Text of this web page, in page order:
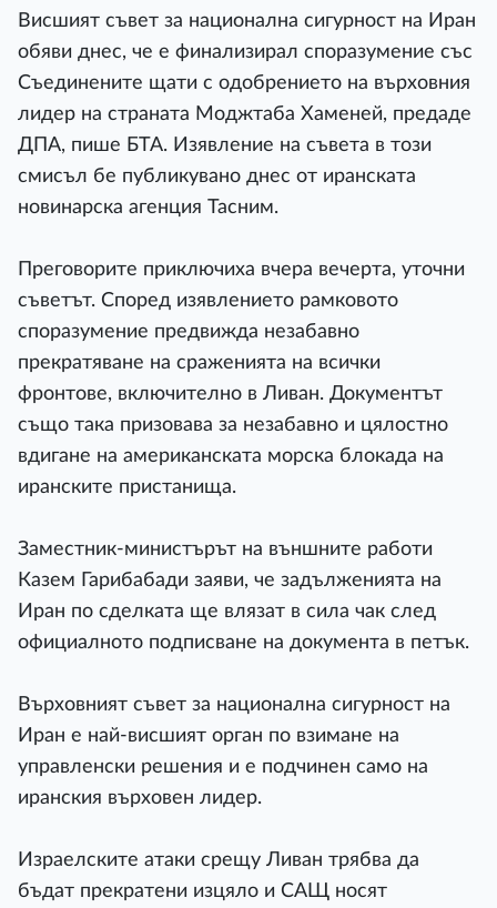
Висшият съвет за национална сигурност на Иран
обяви днес, че е финализирал споразумение със
Съединените щати с одобрението на върховния
лидер на страната Моджтаба Хаменей, предаде
ДПА, пише БТА. Изявление на съвета в този
смисъл бе публикувано днес от иранската
новинарска агенция Тасним.
Преговорите приключиха вчера вечерта, уточни
съветът. Според изявлението рамковото
споразумение предвижда незабавно
прекратяване на сраженията на всички
фронтове, включително в Ливан. Документът
също така призовава за незабавно и цялостно
вдигане на американската морска блокада на
иранските пристанища.
Заместник-министърът на външните работи
Казем Гарибабади заяви, че задълженията на
Иран по сделката ще влязат в сила чак след
официалното подписване на документа в петък.
Върховният съвет за национална сигурност на
Иран е най-висшият орган по взимане на
управленски решения и е подчинен само на
иранския върховен лидер.
Израелските атаки срещу Ливан трябва да
бъдат прекратени изцяло и САЩ носят